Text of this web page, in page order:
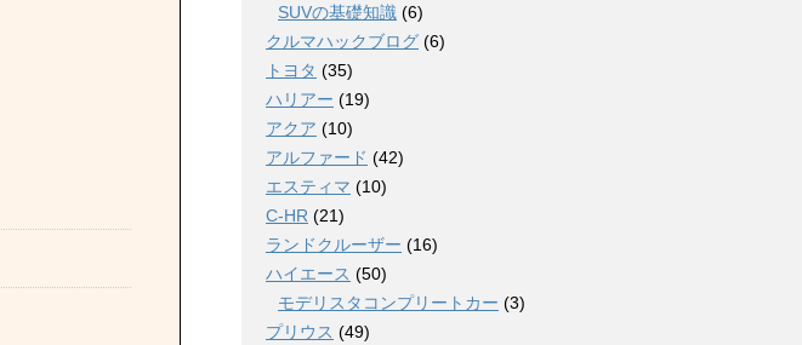
SUVの基礎知識 (6)
クルマハックブログ (6)
トヨタ (35)
ハリアー (19)
アクア (10)
アルファード (42)
エスティマ (10)
C-HR (21)
ランドクルーザー (16)
ハイエース (50)
モデリスタコンプリートカー (3)
プリウス (49)